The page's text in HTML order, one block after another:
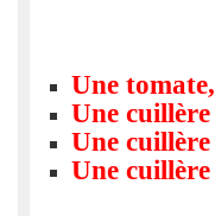
Une
Une
Une cuillère
Une